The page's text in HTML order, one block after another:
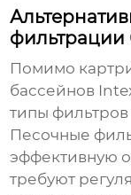
фильтрации
Помимо
бассейнов
типы
Песочные
эффективную
требуют